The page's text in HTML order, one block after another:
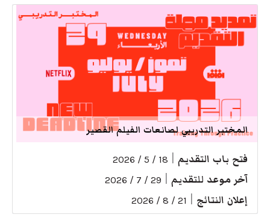
المختبر التدريبي لصانعات الفيلم القصير
فتح باب التقديم 18 / 5 / 2026
آخر موعد للتقديم 29 / 7 / 2026
إعلان النتائج 21 / 8 / 2026